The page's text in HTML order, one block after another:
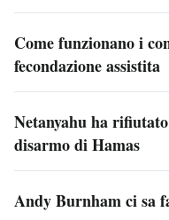
Come funzionano i
fecondazione assistita
Netanyahu ha
disarmo di Hamas
Andy Burnham ci sa